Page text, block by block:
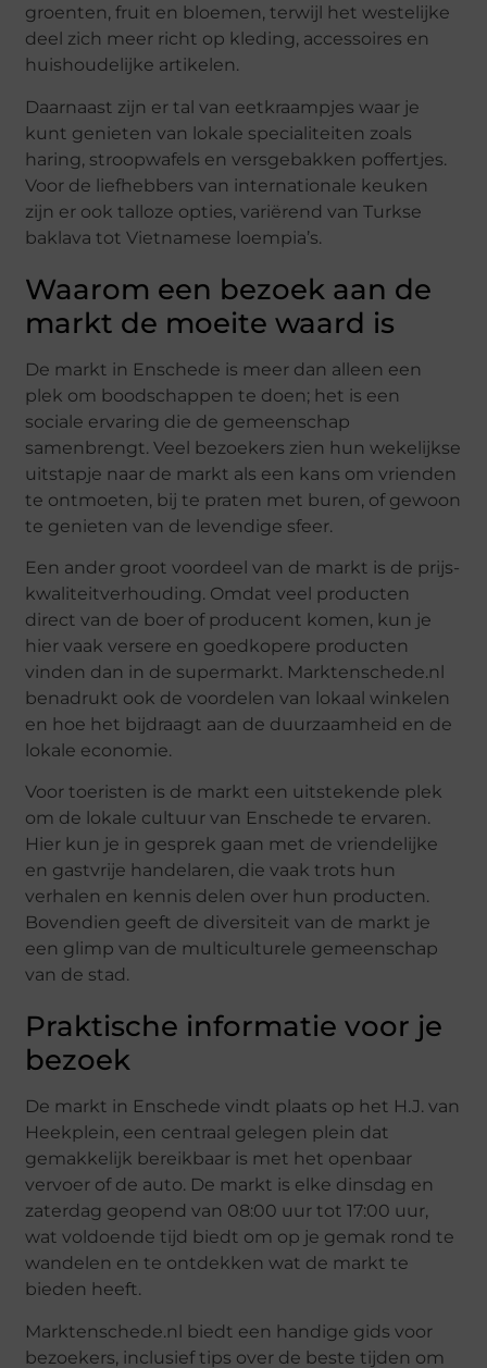
groenten, fruit en bloemen, terwijl het westelijke
deel zich meer richt op kleding, accessoires en
huishoudelijke artikelen.
Daarnaast zijn er tal van eetkraampjes waar je
kunt genieten van lokale specialiteiten zoals
haring, stroopwafels en versgebakken poffertjes.
Voor de liefhebbers van internationale keuken
zijn er ook talloze opties, variërend van Turkse
baklava tot Vietnamese loempia’s.
Waarom een bezoek aan de
markt de moeite waard is
De markt in Enschede is meer dan alleen een
plek om boodschappen te doen; het is een
sociale ervaring die de gemeenschap
samenbrengt. Veel bezoekers zien hun wekelijkse
uitstapje naar de markt als een kans om vrienden
te ontmoeten, bij te praten met buren, of gewoon
te genieten van de levendige sfeer.
Een ander groot voordeel van de markt is de prijs-
kwaliteitverhouding. Omdat veel producten
direct van de boer of producent komen, kun je
hier vaak versere en goedkopere producten
vinden dan in de supermarkt. Marktenschede.nl
benadrukt ook de voordelen van lokaal winkelen
en hoe het bijdraagt aan de duurzaamheid en de
lokale economie.
Voor toeristen is de markt een uitstekende plek
om de lokale cultuur van Enschede te ervaren.
Hier kun je in gesprek gaan met de vriendelijke
en gastvrije handelaren, die vaak trots hun
verhalen en kennis delen over hun producten.
Bovendien geeft de diversiteit van de markt je
een glimp van de multiculturele gemeenschap
van de stad.
Praktische informatie voor je
bezoek
De markt in Enschede vindt plaats op het H.J. van
Heekplein, een centraal gelegen plein dat
gemakkelijk bereikbaar is met het openbaar
vervoer of de auto. De markt is elke dinsdag en
zaterdag geopend van 08:00 uur tot 17:00 uur,
wat voldoende tijd biedt om op je gemak rond te
wandelen en te ontdekken wat de markt te
bieden heeft.
Marktenschede.nl biedt een handige gids voor
bezoekers, inclusief tips over de beste tijden om